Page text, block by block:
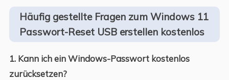
Häufig gestellte Fragen zum Windows 11
Passwort-Reset USB erstellen kostenlos
1. Kann ich ein Windows-Passwort kostenlos
zurücksetzen?